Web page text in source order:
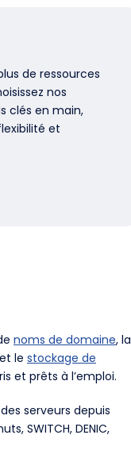
de ressources
nos
clés en main,
et
noms de domaine, la
le stockage de
et prêts à l’emploi.
serveurs depuis
SWITCH, DENIC,